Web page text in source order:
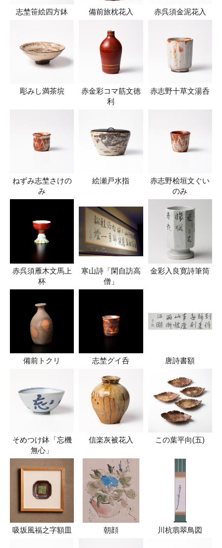
志埜笹絵四方鉢 備前旅枕花入 赤呉須金泥花入
彫みし満茶垸
赤金彩コマ筋文徳
利
赤志野十草文湯呑
ねずみ志埜さけの
み
絵瀬戸水指
赤志野桧垣文ぐい
のみ
赤呉須雁木文馬上
杯
寒山詩「閑自訪高
僧」
金彩入良寛詩筆筒
備前トクリ 志埜グイ呑 唐詩書額
そめつけ鉢「忘機
無心」
信楽灰被花入 この葉平向(五)
吸坂風福之字額皿 朝顔 川杭翡翠鳥図